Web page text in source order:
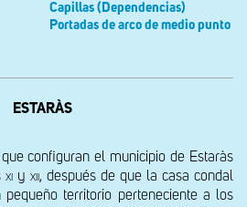
Capillas (Dependencias)
Portadas de arco de medio punto
ESTARÀS
configuran el municipio de Estaràs
xi y xii, después de que la casa condal
territorio perteneciente a los